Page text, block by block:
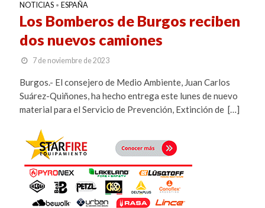
NOTICIAS • ESPAÑA
Los Bomberos de Burgos reciben
dos nuevos camiones
7 de noviembre de 2023
Burgos.- El consejero de Medio Ambiente, Juan Carlos
Suárez-Quiñones, ha hecho entrega este lunes de nuevo
material para el Servicio de Prevención, Extinción de […]